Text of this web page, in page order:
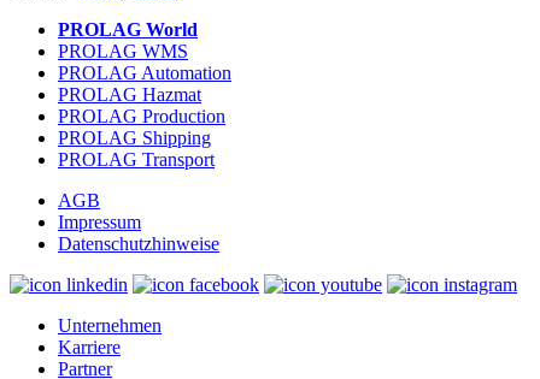
PROLAG World
PROLAG WMS
PROLAG Automation
PROLAG Hazmat
PROLAG Production
PROLAG Shipping
PROLAG Transport
AGB
Impressum
Datenschutzhinweise
Unternehmen
Karriere
Partner